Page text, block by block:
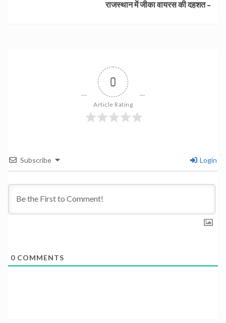
राजस्थान में जीका वायरस की दहशत –
0
Article Rating
Subscribe Login
0 COMMENTS